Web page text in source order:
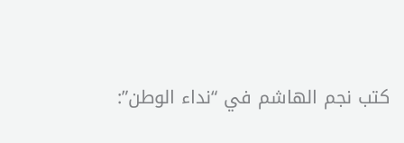
كتب نجم الهاشم في “نداء الوطن”: